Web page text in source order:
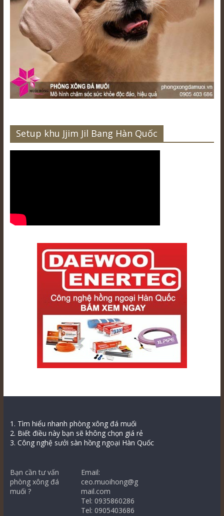
Setup khu Jjim Jil Bang Hàn Quốc
1. Tìm hiểu nhanh phòng xông đá muối
2. Biết điều này bạn sẽ không chọn giá rẻ
3. Công nghệ sưởi sàn hồng ngoại Hàn Quốc
Bạn cần tư vấn
phòng xông đá
muối ?
Email:
ceo.muoihong@g
mail.com
Tel: 0935860286
Tel: 0905403686